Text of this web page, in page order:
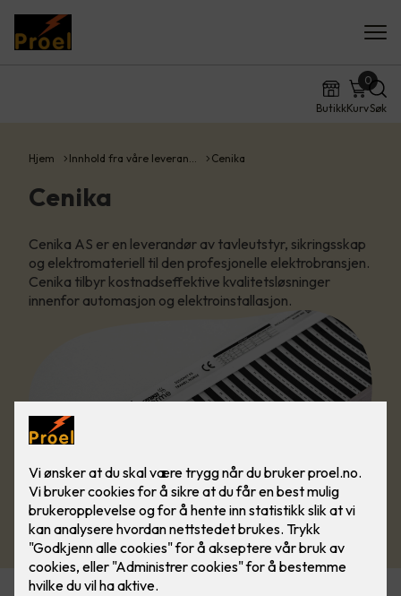
ButikkKurv
0
Søk
Hjem Innhold fra våre leveran… Cenika
Cenika
Cenika AS er en leverandør av tavleutstyr, sikringsskap
og elektromateriell til den profesjonelle elektrobransjen.
Cenika tilbyr kostnadseffektive kvalitetsløsninger
innenfor automasjon og elektroinstallasjon.